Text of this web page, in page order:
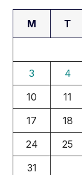
M T
3
4
10
11
17
18
24
25
31